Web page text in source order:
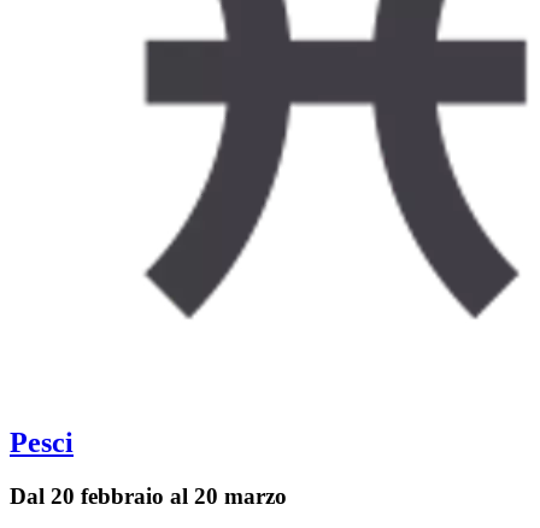
Pesci
Dal 20 febbraio al 20 marzo